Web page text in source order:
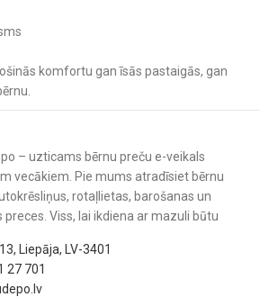
komfortu gan īsās pastaigās, gan
– uzticams bērnu preču e-veikals
vecākiem. Pie mums atradīsiet bērnu
rotaļlietas, barošanas un
preces. Viss, lai ikdiena ar mazuli būtu
Liepāja, LV-3401
27 701